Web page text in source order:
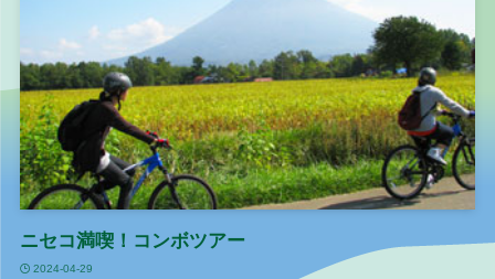
ニセコ満喫！コンボツアー
2024-04-29